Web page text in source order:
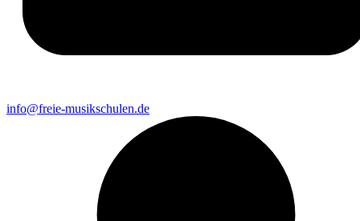
info@freie-musikschulen.de